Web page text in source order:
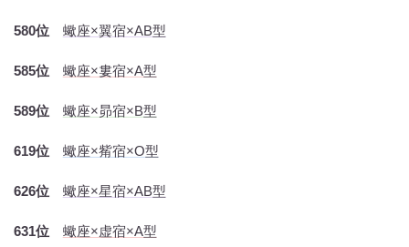
580位 蠍座×翼宿×AB型
585位 蠍座×婁宿×A型
589位 蠍座×昴宿×B型
619位 蠍座×觜宿×O型
626位 蠍座×星宿×AB型
631位 蠍座×虚宿×A型